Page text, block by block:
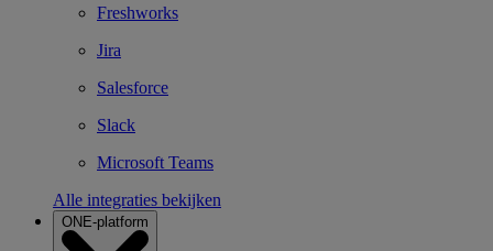
Freshworks
Jira
Salesforce
Slack
Microsoft Teams
Alle integraties bekijken
ONE-platform